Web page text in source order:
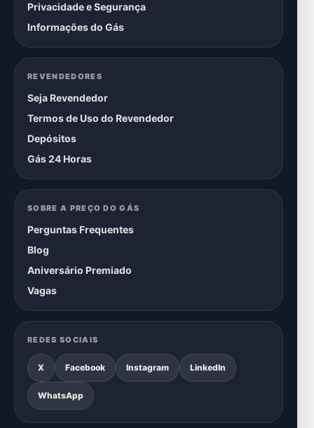
Privacidade e Segurança
Informações do Gás
REVENDEDORES
Seja Revendedor
Termos de Uso do Revendedor
Depósitos
Gás 24 Horas
SOBRE A PREÇO DO GÁS
Perguntas Frequentes
Blog
Aniversário Premiado
Vagas
REDES SOCIAIS
X Facebook Instagram LinkedIn
WhatsApp